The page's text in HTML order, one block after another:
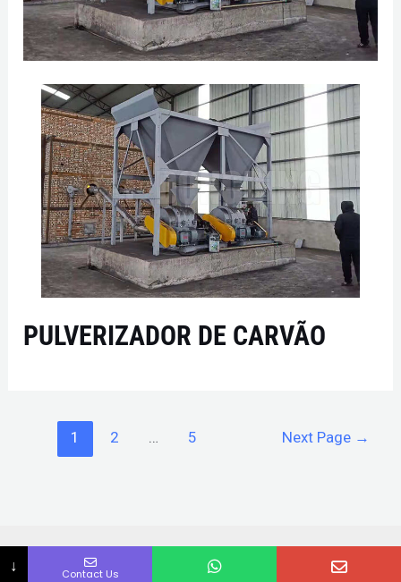
PULVERIZADOR DE CARVÃO
1 2 5 Next Page →
Copyright © 2026 | Dongding Machinery
| All Rights
↓ Contact Us